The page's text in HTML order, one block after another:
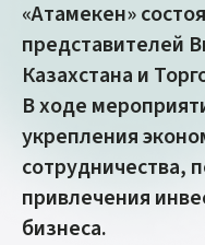
«Атамекен»
представителей
Казахстана и
В ходе
укрепления
сотрудничества,
привлечения
бизнеса.